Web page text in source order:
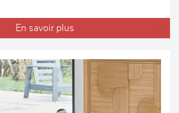
En savoir plus